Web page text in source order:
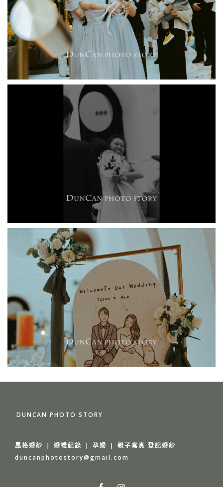
DUNCAN PHOTO STORY
風格婚紗 ❘ 婚禮紀錄 ❘ 孕婦 ❘ 親子寫真 登記婚紗
duncanphotostory@gmail.com